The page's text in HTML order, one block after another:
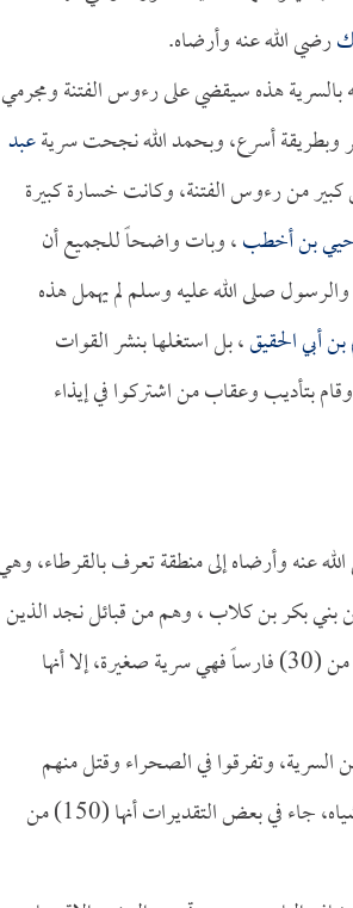
رضي الله عنه وأرضاه.
هذه سيقضي على رءوس الفتنة ومجرمي
وبطريقة أسرع، وبحمد الله نجحت سريةعبد
من رءوس الفتنة، وكانت خسارة كبيرة
بن أخطب، وبات واضحاً للجميع أن
والرسول صلى الله عليه وسلم لم يهمل هذه
أبي الحقيق، بل استغلها بنشر القوات
بتأديب وعقاب من اشتركوا في إيذاء
عنه وأرضاه إلى منطقة تعرف بالقرطاء،
موجهة إلى بطن بني بكر بن كلاب ، وهم من قبائل نجد الذين
اشتركوا في حصار المدينة المنورة أيام الأحزاب، مع أن هذه السرية كانت مكونة فقط من (30) فارساً فهي سرية صغيرة، إلا أنها
وتفرقوا في الصحراء وقتل منهم
رضي الله عنه وأرضاه عدداً كبيراً جداً من الإبل والشياه، جاء في بعض التقديرات أنها (150) من